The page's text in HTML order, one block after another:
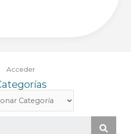
Acceder